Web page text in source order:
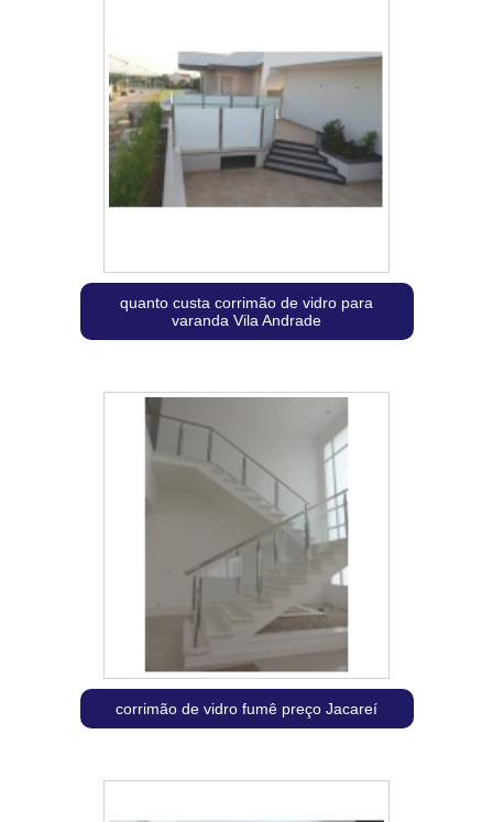
quanto custa corrimão de vidro para
varanda Vila Andrade
corrimão de vidro fumê preço Jacareí